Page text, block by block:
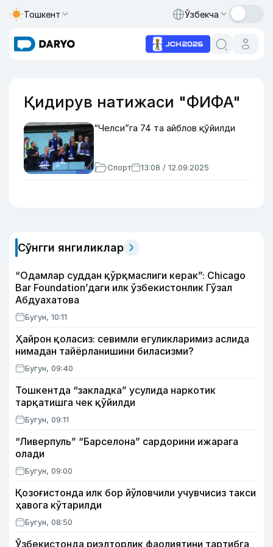
Тошкент Ўзбекча
Қидирув натижаси "ФИФА"
“Челси”га 74 та айблов қўйилди
Спорт 13:08 / 12.09.2025
Сўнгги янгиликлар
“Одамлар суддан қўрқмаслиги керак”: Chicago
Bar Foundation’даги илк ўзбекистонлик Гўзал
Абдуахатова
Бугун, 10:11
Ҳайрон қоласиз: севимли егуликларимиз аслида
нимадан тайёрланишини биласизми?
Бугун, 09:40
Тошкентда “закладка” усулида наркотик
тарқатишга чек қўйилди
Бугун, 09:11
“Ливерпуль” “Барселона” сардорини ижарага
олади
Бугун, 09:00
Қозоғистонда илк бор йўловчили учувчисиз такси
ҳавога кўтарилди
Бугун, 08:50
Ўзбекистонда риэлторлик фаолиятини тартибга